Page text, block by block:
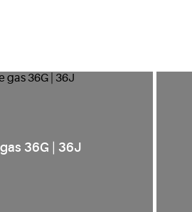
36G | 36J